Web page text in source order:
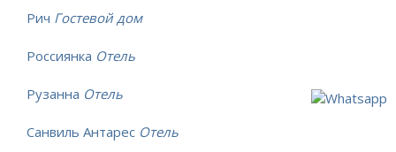
Рич Гостевой дом
Россиянка Отель
Рузанна Отель
Санвиль Антарес Отель